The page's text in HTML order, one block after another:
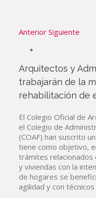
Anterior Siguiente
Arquitectos y
trabajarán de la
rehabilitación de
El Colegio Oficial de
el Colegio de
(COAF) han suscrito
tiene como objetivo,
trámites relacionados
y viviendas con la
de hogares se
agilidad y con